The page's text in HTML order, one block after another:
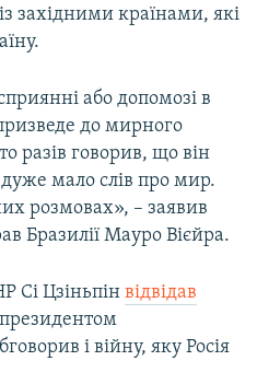
західними країнами, які
або допомозі в
призведе до мирного
разів говорив, що він
дуже мало слів про мир.
розмовах», – заявив
Бразилії Мауро Вієйра.
Сі Цзіньпін відвідав
і війну, яку Росія